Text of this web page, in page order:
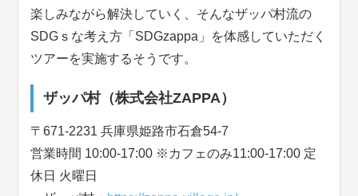
楽しみながら解決していく、そんなザッパ村流の
SDGｓな考え方「SDGzappa」を体感していただく
ツアーを実施するそうです。
ザッパ村（株式会社ZAPPA）
〒671-2231 兵庫県姫路市石倉54-7
営業時間 10:00-17:00 ※カフェのみ11:00-17:00 定
休日 火曜日